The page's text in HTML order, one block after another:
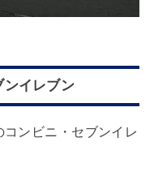
ンイレブン
ンビニ・セブンイレ